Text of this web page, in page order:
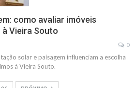
como avaliar imóveis
Vieira Souto
0
solar e paisagem influenciam a escolha
à Vieira Souto.